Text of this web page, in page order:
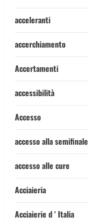
acceleranti
accerchiamento
Accertamenti
accessibilità
Accesso
accesso alla semifinale
accesso alle cure
Acciaieria
Acciaierie d ' Italia